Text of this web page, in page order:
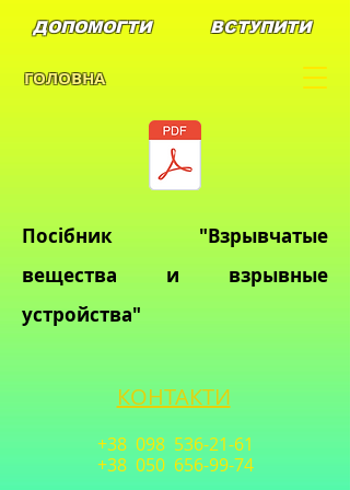
ГОЛОВНА
ДОПОМОГТИ ВСТУПИТИ
Посібник "Взрывчатые
вещества и взрывные
устройства"
КОНТАКТИ
+38 098 536-21-61
+38 050 656-99-74